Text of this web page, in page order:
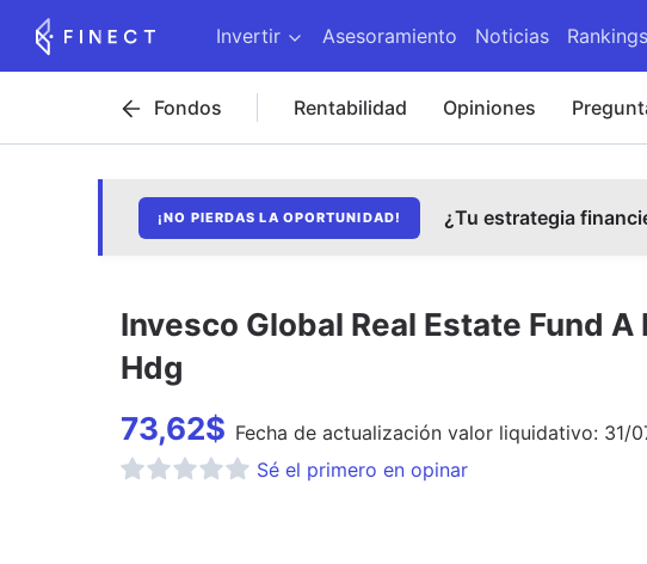
Invertir Asesoramiento Noticias
Fondos Rentabilidad Opiniones
¡NO PIERDAS LA OPORTUNIDAD! ¿Tu estrategia
Invesco Global Real Estate Fund A
Hdg
73,62$ Fecha de actualización valor liquidativo: 31/
Sé el primero en opinar